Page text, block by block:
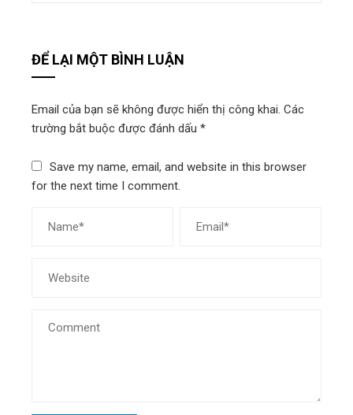
ĐỂ LẠI MỘT BÌNH LUẬN
Email của bạn sẽ không được hiển thị công khai. Các
trường bắt buộc được đánh dấu *
Save my name, email, and website in this browser
for the next time I comment.